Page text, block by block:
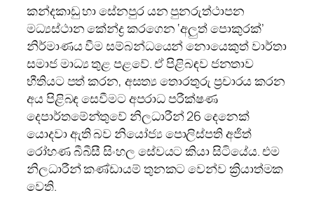
කන්දකාඩු හා සේනපුර යන පුනරුත්ථාපන
මධ්‍යස්ථාන කේන්ද්‍ර කරගෙන ‘අලුත් පොකුරක්’
නිර්මාණය වීම සම්බන්ධයෙන් නොයෙකුත් වාර්තා
සමාජ මාධ්‍ය තුළ පළවේ. ඒ පිළිබඳව ජනතාව
භීතියට පත් කරන, අසත්‍ය තොරතුරු ප්‍රචාරය කරන
අය පිළිබඳ සෙවීමට අපරාධ පරීක්ෂණ
දෙපාර්තමේන්තුවේ නිලධාරීන් 26 දෙනෙක්
යොදවා ඇති බව නියෝජ්‍ය පොලිස්පති අජිත්
රෝහණ බීබීසී සිංහල සේවයට කියා සිටියේය. එම
නිලධාරීන් කණ්ඩායම් තුනකට වෙන්ව ක්‍රියාත්මක
වෙති.